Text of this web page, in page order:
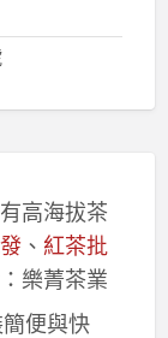
高海拔茶
、 紅茶批
樂菁茶業
便與快